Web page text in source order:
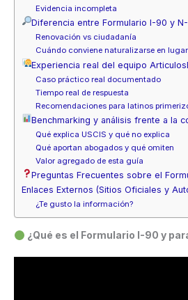
Evidencia incompleta
Diferencia entre Formulario I-90 y
Renovación vs ciudadanía
Cuándo conviene naturalizarse en
Experiencia real del equipo
Caso práctico real documentado
Tiempo real de respuesta
Recomendaciones para latinos
Benchmarking y análisis frente a la
Qué explica USCIS y qué no explica
Qué aportan abogados y qué omiten
Valor agregado de esta guía
Preguntas Frecuentes sobre el
Enlaces Externos (Sitios Oficiales y
¿Te gusto la información?
¿Qué es el Formulario I-90 y